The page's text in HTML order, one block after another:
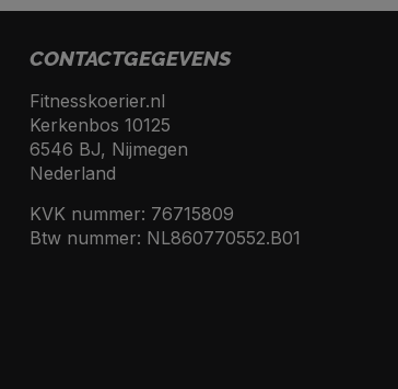
CONTACTGEGEVENS
Fitnesskoerier.nl
Kerkenbos 10125
6546 BJ, Nijmegen
Nederland
KVK nummer: 76715809
Btw nummer: NL860770552.B01